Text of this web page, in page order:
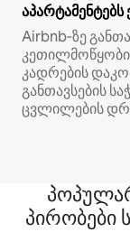
აპარტამენტებს
Airbnb‑ზე
კადრების
განთავსების
ცვლილების
პირობები